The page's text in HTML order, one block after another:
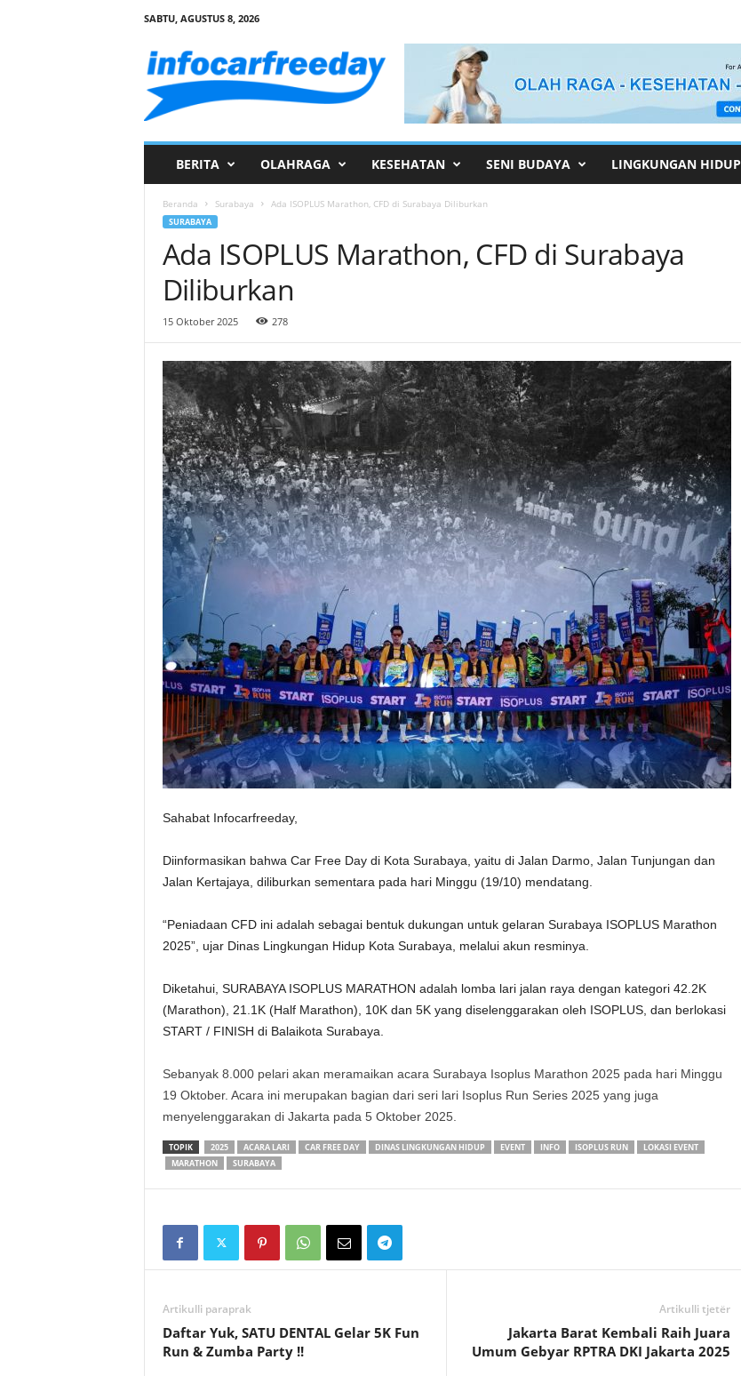
SABTU, AGUSTUS 8, 2026
n
C
BERITA OLAHRAGA KESEHATAN SENI BUDAYA LINGKUNGAN HIDUP
Beranda Surabaya Ada ISOPLUS Marathon, CFD di Surabaya Diliburkan
SURABAYA
Ada ISOPLUS Marathon, CFD di Surabaya
Diliburkan
15 Oktober 2025 278
Sahabat Infocarfreeday,
Diinformasikan bahwa Car Free Day di Kota Surabaya, yaitu di Jalan Darmo, Jalan Tunjungan dan
Jalan Kertajaya, diliburkan sementara pada hari Minggu (19/10) mendatang.
“Peniadaan CFD ini adalah sebagai bentuk dukungan untuk gelaran Surabaya ISOPLUS Marathon
2025”, ujar Dinas Lingkungan Hidup Kota Surabaya, melalui akun resminya.
Diketahui, SURABAYA ISOPLUS MARATHON adalah lomba lari jalan raya dengan kategori 42.2K
(Marathon), 21.1K (Half Marathon), 10K dan 5K yang diselenggarakan oleh ISOPLUS, dan berlokasi
START / FINISH di Balaikota Surabaya.
Sebanyak 8.000 pelari akan meramaikan acara Surabaya Isoplus Marathon 2025 pada hari Minggu
19 Oktober. Acara ini merupakan bagian dari seri lari Isoplus Run Series 2025 yang juga
menyelenggarakan di Jakarta pada 5 Oktober 2025.
TOPIK 2025 ACARA LARI CAR FREE DAY DINAS LINGKUNGAN HIDUP EVENT INFO ISOPLUS RUN
LOKASI EVENT
MARATHON
SURABAYA
Artikulli paraprak
Daftar Yuk, SATU DENTAL Gelar 5K Fun
Run & Zumba Party !!
Artikulli tjetër
Jakarta Barat Kembali Raih Juara
Umum Gebyar RPTRA DKI Jakarta 2025